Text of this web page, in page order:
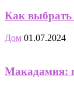
Как выбрать
Дом 01.07.2024
Макадамия: